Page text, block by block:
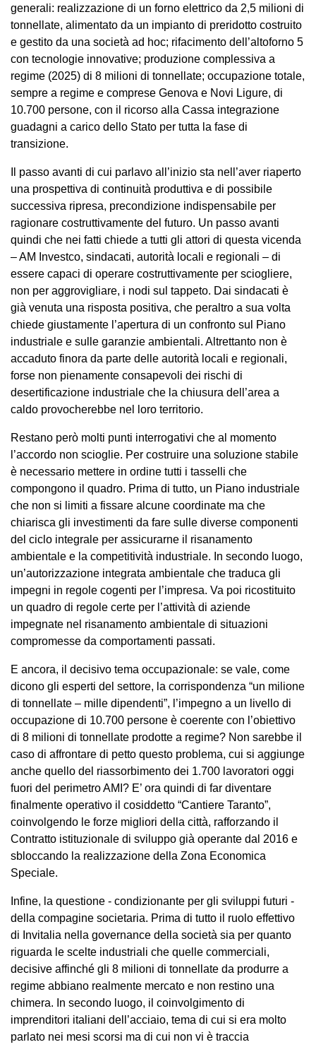
generali: realizzazione di un forno elettrico da 2,5 milioni di
tonnellate, alimentato da un impianto di preridotto costruito
e gestito da una società ad hoc; rifacimento dell’altoforno 5
con tecnologie innovative; produzione complessiva a
regime (2025) di 8 milioni di tonnellate; occupazione totale,
sempre a regime e comprese Genova e Novi Ligure, di
10.700 persone, con il ricorso alla Cassa integrazione
guadagni a carico dello Stato per tutta la fase di
transizione.
Il passo avanti di cui parlavo all’inizio sta nell’aver riaperto
una prospettiva di continuità produttiva e di possibile
successiva ripresa, precondizione indispensabile per
ragionare costruttivamente del futuro. Un passo avanti
quindi che nei fatti chiede a tutti gli attori di questa vicenda
– AM Investco, sindacati, autorità locali e regionali – di
essere capaci di operare costruttivamente per sciogliere,
non per aggrovigliare, i nodi sul tappeto. Dai sindacati è
già venuta una risposta positiva, che peraltro a sua volta
chiede giustamente l’apertura di un confronto sul Piano
industriale e sulle garanzie ambientali. Altrettanto non è
accaduto finora da parte delle autorità locali e regionali,
forse non pienamente consapevoli dei rischi di
desertificazione industriale che la chiusura dell’area a
caldo provocherebbe nel loro territorio.
Restano però molti punti interrogativi che al momento
l’accordo non scioglie. Per costruire una soluzione stabile
è necessario mettere in ordine tutti i tasselli che
compongono il quadro. Prima di tutto, un Piano industriale
che non si limiti a fissare alcune coordinate ma che
chiarisca gli investimenti da fare sulle diverse componenti
del ciclo integrale per assicurarne il risanamento
ambientale e la competitività industriale. In secondo luogo,
un’autorizzazione integrata ambientale che traduca gli
impegni in regole cogenti per l’impresa. Va poi ricostituito
un quadro di regole certe per l’attività di aziende
impegnate nel risanamento ambientale di situazioni
compromesse da comportamenti passati.
E ancora, il decisivo tema occupazionale: se vale, come
dicono gli esperti del settore, la corrispondenza “un milione
di tonnellate – mille dipendenti”, l’impegno a un livello di
occupazione di 10.700 persone è coerente con l’obiettivo
di 8 milioni di tonnellate prodotte a regime? Non sarebbe il
caso di affrontare di petto questo problema, cui si aggiunge
anche quello del riassorbimento dei 1.700 lavoratori oggi
fuori del perimetro AMI? E’ ora quindi di far diventare
finalmente operativo il cosiddetto “Cantiere Taranto”,
coinvolgendo le forze migliori della città, rafforzando il
Contratto istituzionale di sviluppo già operante dal 2016 e
sbloccando la realizzazione della Zona Economica
Speciale.
Infine, la questione - condizionante per gli sviluppi futuri -
della compagine societaria. Prima di tutto il ruolo effettivo
di Invitalia nella governance della società sia per quanto
riguarda le scelte industriali che quelle commerciali,
decisive affinché gli 8 milioni di tonnellate da produrre a
regime abbiano realmente mercato e non restino una
chimera. In secondo luogo, il coinvolgimento di
imprenditori italiani dell’acciaio, tema di cui si era molto
parlato nei mesi scorsi ma di cui non vi è traccia